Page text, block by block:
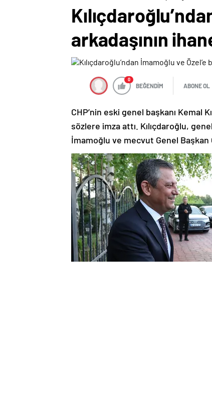
arkadaşının
0
BEĞENDİM ABONE OL
CHP’nin eski genel başkanı Kemal
sözlere imza attı. Kılıçdaroğlu,
İmamoğlu ve mecvut Genel Başkan